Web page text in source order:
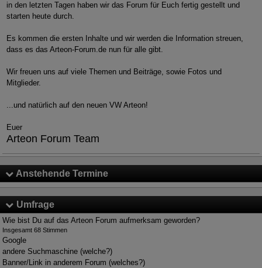
in den letzten Tagen haben wir das Forum für Euch fertig gestellt und
starten heute durch.
Es kommen die ersten Inhalte und wir werden die Information streuen,
dass es das Arteon-Forum.de nun für alle gibt.
Wir freuen uns auf viele Themen und Beiträge, sowie Fotos und
Mitglieder.
...und natürlich auf den neuen VW Arteon!
Euer
Arteon Forum Team
Anstehende Termine
Umfrage
Wie bist Du auf das Arteon Forum aufmerksam geworden?
Insgesamt 68 Stimmen
Google
andere Suchmaschine (welche?)
Banner/Link in anderem Forum (welches?)